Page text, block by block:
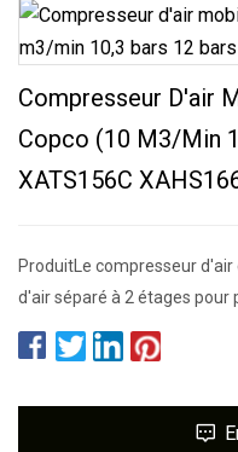
Compresseur D'air
Copco (10 M3/min
XATS156C
ProduitLe compresseur
d'air séparé à 2 étages pour